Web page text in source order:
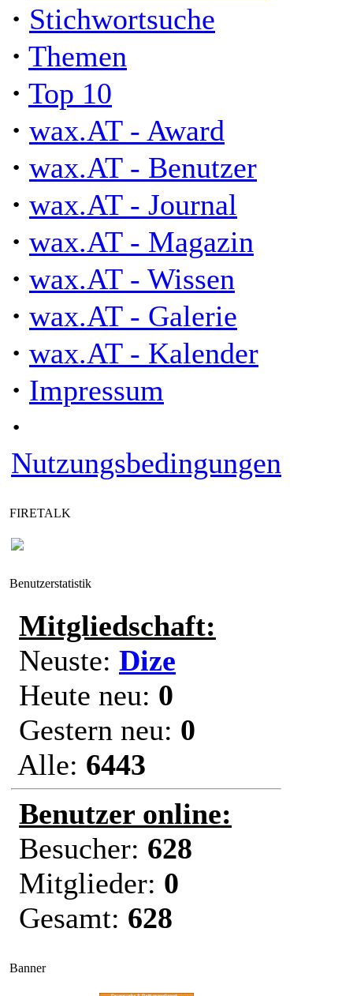
· Stichwortsuche
· Themen
· Top 10
· wax.AT - Award
· wax.AT - Benutzer
· wax.AT - Journal
· wax.AT - Magazin
· wax.AT - Wissen
· wax.AT - Galerie
· wax.AT - Kalender
· Impressum
·
Nutzungsbedingungen
FIRETALK
Benutzerstatistik
Mitgliedschaft:
Neuste: Dize
Heute neu: 0
Gestern neu: 0
Alle: 6443
Benutzer online:
Besucher: 628
Mitglieder: 0
Gesamt: 628
Banner